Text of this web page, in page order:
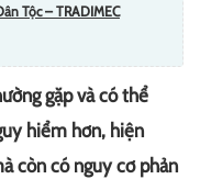
Tộc – TRADIMEC
gặp và có thể
hiểm hơn, hiện
còn có nguy cơ phản